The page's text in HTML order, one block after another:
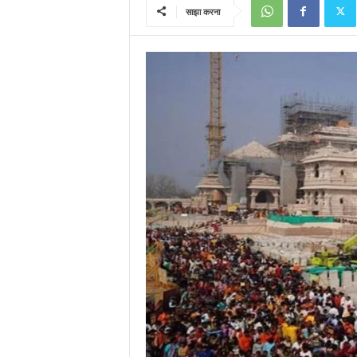
साझा करना